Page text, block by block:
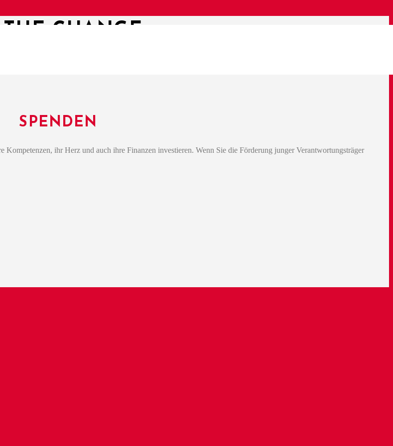
CHANGE.
SPENDEN
ihr Herz und auch ihre Finanzen investieren. Wenn Sie die Förderung junger Verantwortungsträger